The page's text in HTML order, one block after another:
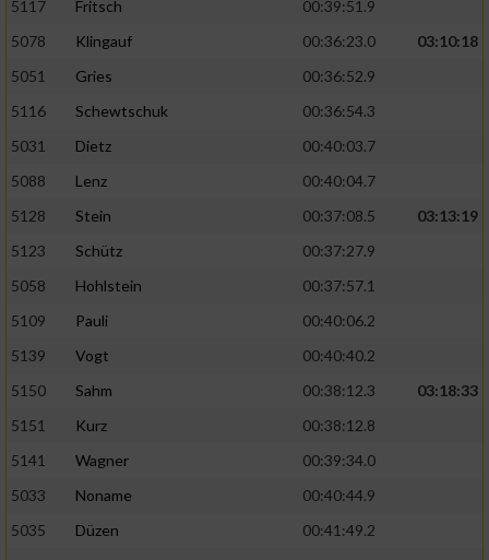
5117
Fritsch
00:39:51.9
5078
Klingauf 00:36:23.0
03:10:18
5051
Gries
00:36:52.9
5116
Schewtschuk
00:36:54.3
5031
Dietz
00:40:03.7
5088
Lenz
00:40:04.7
5128
Stein 00:37:08.5
03:13:19
5123
Schütz
00:37:27.9
5058
Hohlstein
00:37:57.1
5109
Pauli
00:40:06.2
5139
Vogt
00:40:40.2
5150
Sahm 00:38:12.3
03:18:33
5151
Kurz
00:38:12.8
5141
Wagner
00:39:34.0
5033
Noname
00:40:44.9
5035
Düzen
00:41:49.2